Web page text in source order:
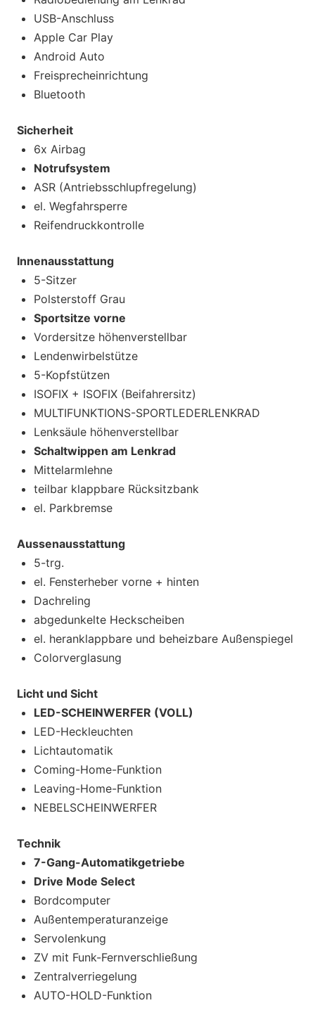
USB-Anschluss
Apple Car Play
Android Auto
Freisprecheinrichtung
Bluetooth
Sicherheit
6x Airbag
Notrufsystem
ASR (Antriebsschlupfregelung)
el. Wegfahrsperre
Reifendruckkontrolle
Innenausstattung
5-Sitzer
Polsterstoff Grau
Sportsitze vorne
Vordersitze höhenverstellbar
Lendenwirbelstütze
5-Kopfstützen
ISOFIX + ISOFIX (Beifahrersitz)
MULTIFUNKTIONS-SPORTLEDERLENKRAD
Lenksäule höhenverstellbar
Schaltwippen am Lenkrad
Mittelarmlehne
teilbar klappbare Rücksitzbank
el. Parkbremse
Aussenausstattung
5-trg.
el. Fensterheber vorne + hinten
Dachreling
abgedunkelte Heckscheiben
el. heranklappbare und beheizbare Außenspiegel
Colorverglasung
Licht und Sicht
LED-SCHEINWERFER (VOLL)
LED-Heckleuchten
Lichtautomatik
Coming-Home-Funktion
Leaving-Home-Funktion
NEBELSCHEINWERFER
Technik
7-Gang-Automatikgetriebe
Drive Mode Select
Bordcomputer
Außentemperaturanzeige
Servolenkung
ZV mit Funk-Fernverschließung
Zentralverriegelung
AUTO-HOLD-Funktion